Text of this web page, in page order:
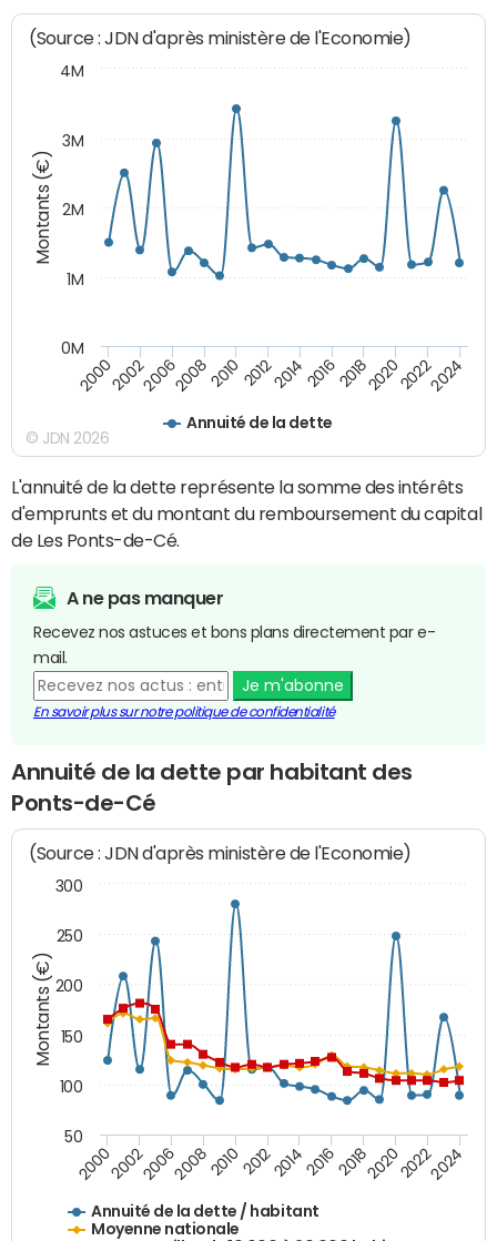
Montants (€)
(Source : JDN d'après ministère de l'Economie)
Annuité de la dette
20002002200620082010 2012201420162018202020222024
1M
2M
3M
4M
0M
© JDN 2026
L'annuité de la dette représente la somme des intérêts
d'emprunts et du montant du remboursement du capital
de Les Ponts-de-Cé.
A ne pas manquer
Recevez nos astuces et bons plans directement par e-
mail.
Je m'abonne
En savoir plus sur notre politique de confidentialité
Annuité de la dette par habitant des
Ponts-de-Cé
Montants (€)
(Source : JDN d'après ministère de l'Economie)
Annuité de la dette / habitant
Moyenne nationale
200020022006200820102012201420162018202020222024
50
100
150
200
250
300